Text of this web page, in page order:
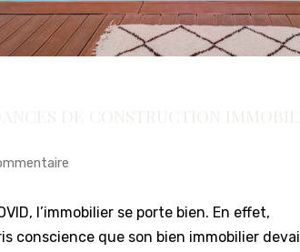
l’immobilier se porte bien. En effet,
conscience que son bien immobilier